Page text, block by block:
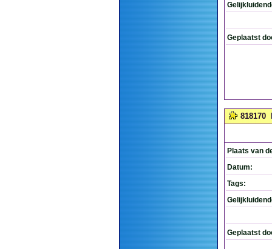
Geplaatst
818170
Plaats van
Datum:
Tags:
Geplaatst